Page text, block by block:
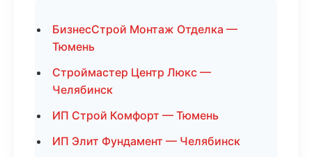
БизнесСтрой Монтаж Отделка —
Тюмень
Строймастер Центр Люкс —
Челябинск
ИП Строй Комфорт — Тюмень
ИП Элит Фундамент — Челябинск